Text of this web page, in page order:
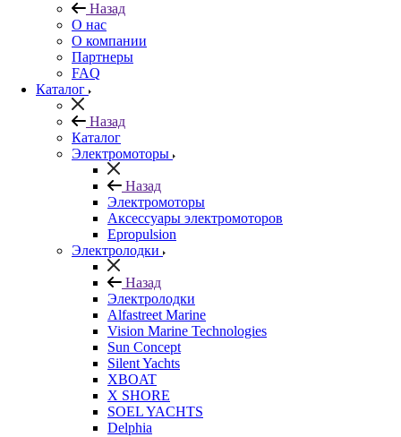
Назад
О нас
О компании
Партнеры
FAQ
Каталог
Назад
Каталог
Электромоторы
Назад
Электромоторы
Аксессуары электромоторов
Epropulsion
Электролодки
Назад
Электролодки
Alfastreet Marine
Vision Marine Technologies
Sun Concept
Silent Yachts
XBOAT
X SHORE
SOEL YACHTS
Delphia